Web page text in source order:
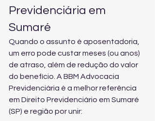
Previdenciária em
Sumaré
Quando o assunto é aposentadoria,
um erro pode custar meses (ou anos)
de atraso, além de redução do valor
do benefício. A BBM Advocacia
Previdenciária é a melhor referência
em Direito Previdenciário em Sumaré
(SP) e região por unir: